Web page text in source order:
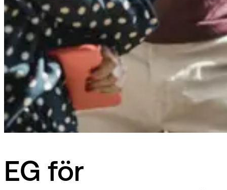
EG för